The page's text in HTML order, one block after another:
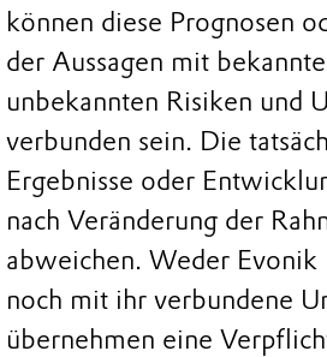
können diese Prognosen
der Aussagen mit
unbekannten Risiken und
verbunden sein. Die
Ergebnisse oder
nach Veränderung der
abweichen. Weder Evonik
noch mit ihr verbundene
übernehmen eine